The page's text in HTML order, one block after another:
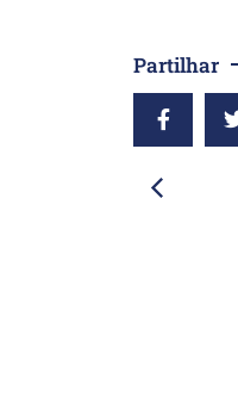
Partilhar